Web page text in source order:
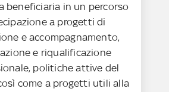
beneficiaria in un percorso
a progetti di
e accompagnamento,
e riqualificazione
politiche attive del
come a progetti utili alla